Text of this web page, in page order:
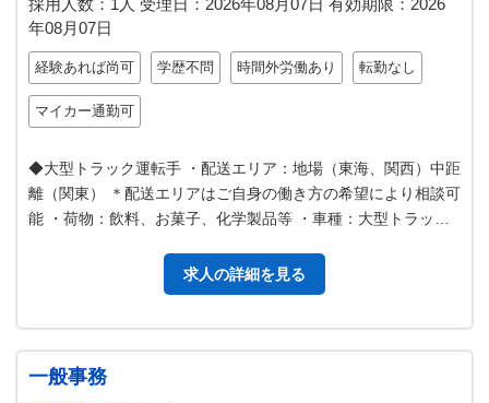
採用人数：1人 受理日： 2026年08月07日 有効期限： 2026
年08月07日
経験あれば尚可 学歴不問 時間外労働あり 転勤なし
マイカー通勤可
◆大型トラック運転手 ・配送エリア：地場（東海、関西）中距
離（関東） ＊配送エリアはご自身の働き方の希望により相談可
能 ・荷物：飲料、お菓子、化学製品等 ・車種：大型トラック
求人の詳細を見る
一般事務